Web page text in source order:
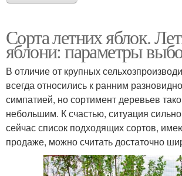
Сорта летних яблок.
яблони: параметры
В отличие от крупных
всегда относились к ранним
симпатией, но сортимент деревьев
небольшим. К счастью, ситуация
сейчас список подходящих сортов,
продаже, можно считать достаточно